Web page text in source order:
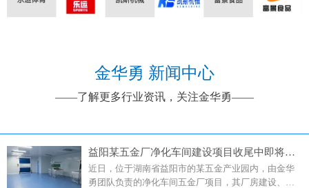
金华勇 新闻中心
——了解更多行业资讯，关注金华勇——
益阳某五金厂净化车间建设项目收尾中即将顺利完工调试
近日，位于湖南省益阳市的某五金产业园内，由金华
勇团队负责的净化车间五金厂项目，其厂房建设、安